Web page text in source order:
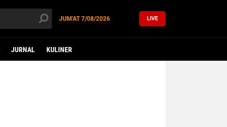
JUM'AT7/08/2026 LIVE
JURNAL KULINER